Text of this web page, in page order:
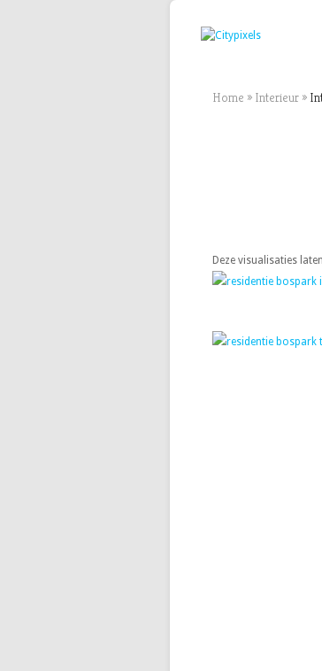
Home » Interieur »
Deze visualisaties